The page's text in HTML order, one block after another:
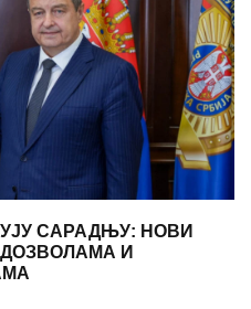
САРАДЊУ: НОВИ
И